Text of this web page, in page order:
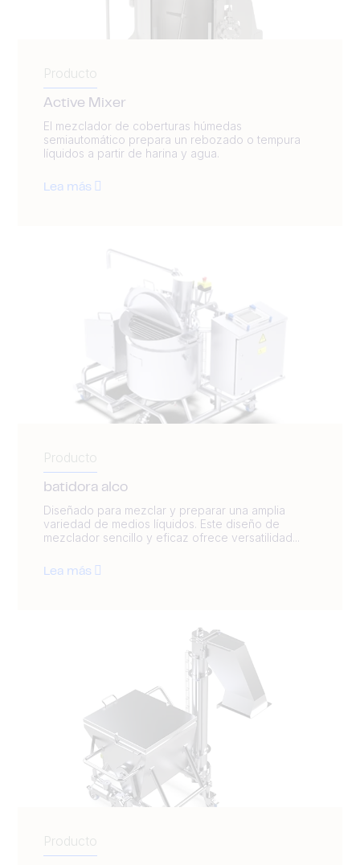
Producto
Active Mixer
El mezclador de coberturas húmedas
semiautomático prepara un rebozado o tempura
líquidos a partir de harina y agua.
Lea más
Producto
batidora alco
Diseñado para mezclar y preparar una amplia
variedad de medios líquidos. Este diseño de
mezclador sencillo y eficaz ofrece versatilidad...
Lea más
Producto